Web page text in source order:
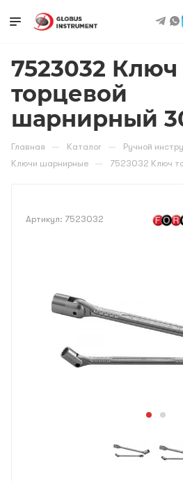
7523032 Ключ
торцевой
шарнирный
Главная — Каталог — Ручной
Ключи шарнирные — 7523032 Ключ
Артикул: 7523032